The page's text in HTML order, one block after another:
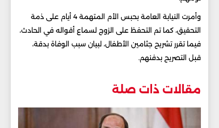
وأمرت النيابة العامة بحبس الأم المتهمة 4 أيام على ذمة
التحقيق، كما تم التحفظ على الزوج لسماع أقواله في الحادث،
فيما تقرر تشريح جثامين الأطفال، لبيان سبب الوفاة بدقة،
قبل التصريح بدفنهم.
مقالات ذات صلة